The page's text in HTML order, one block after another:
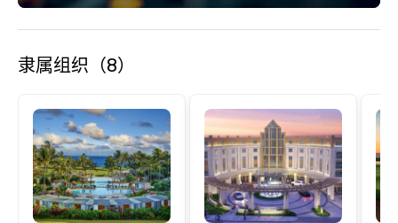
隶属组织（8）